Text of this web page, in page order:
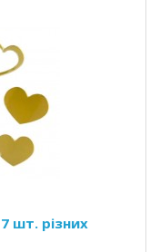
шт. різних